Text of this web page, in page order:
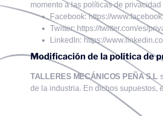
momento a las políticas de
Facebook:https://
Twitter: https://twitter.com/es/
LinkedIn: https://
Modificación de la política de
TALLERES MECÁNICOS PEÑA S.L
de la industria. En dichos supuestos,